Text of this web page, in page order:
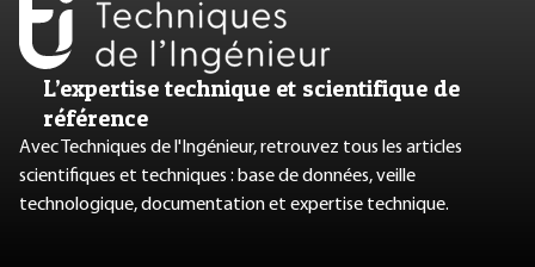
L’expertise technique et scientifique de
référence
Avec Techniques de l'Ingénieur, retrouvez tous les articles
scientifiques et techniques : base de données, veille
technologique, documentation et expertise technique.